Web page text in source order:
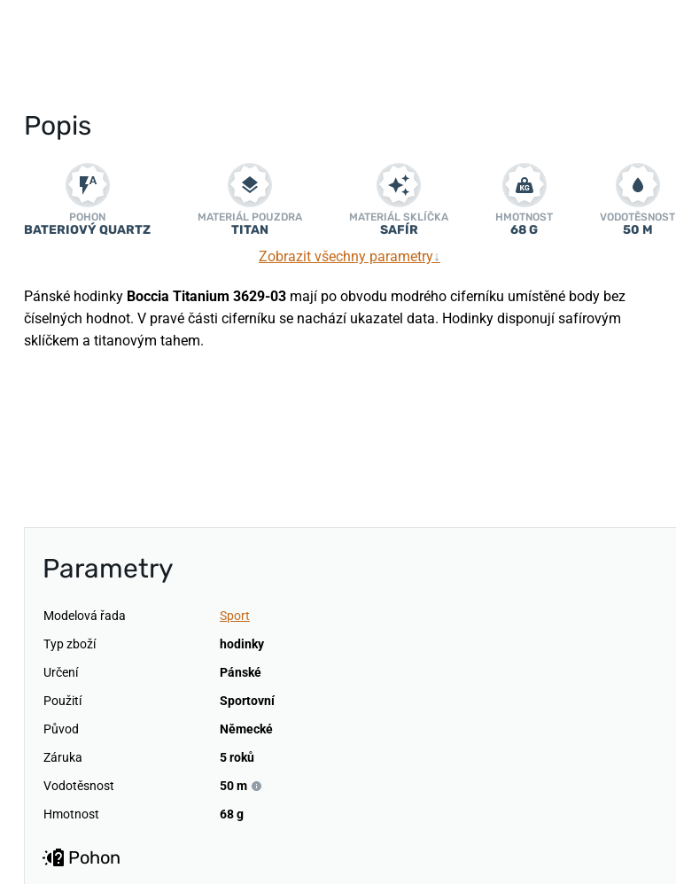
Popis
POHON
BATERIOVÝ QUARTZ
MATERIÁL POUZDRA
TITAN
MATERIÁL SKLÍČKA
SAFÍR
HMOTNOST
68 G
VODOTĚSNOST
50 M
Zobrazit všechny parametry↓
Pánské hodinky Boccia Titanium 3629-03 mají po obvodu modrého ciferníku umístěné body bez
číselných hodnot. V pravé části ciferníku se nachází ukazatel data. Hodinky disponují safírovým
sklíčkem a titanovým tahem.
Parametry
Modelová řada
Sport
Typ zboží
hodinky
Určení
Pánské
Použití
Sportovní
Původ
Německé
Záruka
5 roků
Vodotěsnost
50 m
Hmotnost
68 g
Pohon